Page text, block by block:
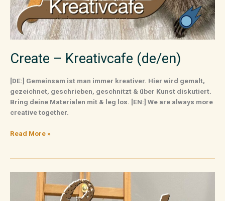
Create – Kreativcafe (de/en)
[DE:] Gemeinsam ist man immer kreativer. Hier wird gemalt,
gezeichnet, geschrieben, geschnitzt & über Kunst diskutiert.
Bring deine Materialen mit & leg los. [EN:] We are always more
creative together.
Read More »
Kreativcafe